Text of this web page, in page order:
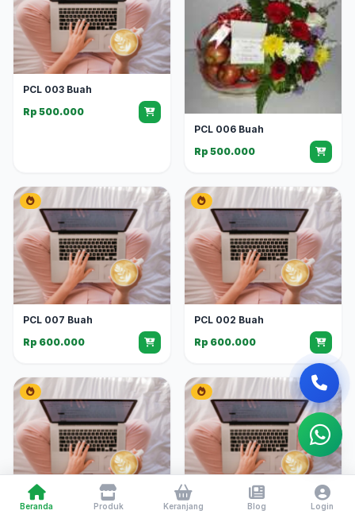
PCL 003 Buah
Rp 500.000
PCL 006 Buah
Rp 500.000
PCL 007 Buah
Rp 600.000
PCL 002 Buah
Rp 600.000
PCL 001 Buah PCL 004 Buah
Beranda Produk Keranjang Blog Login